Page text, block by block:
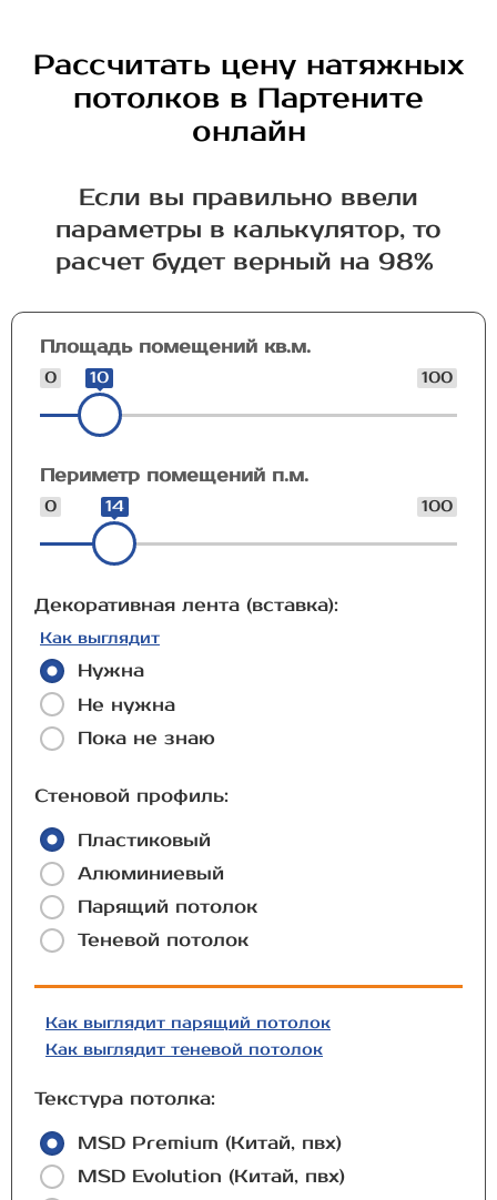
Рассчитать цену натяжных
потолков в Партените
онлайн
Если вы правильно ввели
параметры в калькулятор, то
расчет будет верный на 98%
Площадь помещений кв.м.
0 100
10
Периметр помещений п.м.
0 100
14
Декоративная лента (вставка):
Как выглядит
Нужна
Не нужна
Пока не знаю
Стеновой профиль:
Пластиковый
Алюминиевый
Парящий потолок
Теневой потолок
Как выглядит парящий потолок
Как выглядит теневой потолок
Текстура потолка:
MSD Premium (Китай, пвх)
MSD Evolution (Китай, пвх)